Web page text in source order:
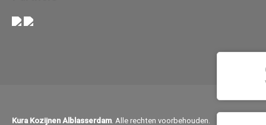
Kura Kozijnen Alblasserdam. Alle rechten voorbehouden.